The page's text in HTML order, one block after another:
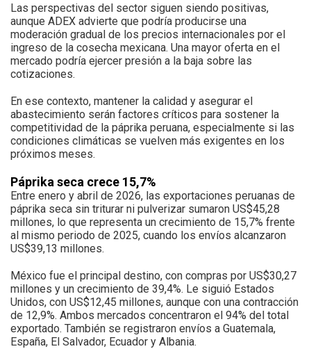
Las perspectivas del sector siguen siendo positivas,
aunque ADEX advierte que podría producirse una
moderación gradual de los precios internacionales por el
ingreso de la cosecha mexicana. Una mayor oferta en el
mercado podría ejercer presión a la baja sobre las
cotizaciones.
En ese contexto, mantener la calidad y asegurar el
abastecimiento serán factores críticos para sostener la
competitividad de la páprika peruana, especialmente si las
condiciones climáticas se vuelven más exigentes en los
próximos meses.
Páprika seca crece 15,7%
Entre enero y abril de 2026, las exportaciones peruanas de
páprika seca sin triturar ni pulverizar sumaron US$45,28
millones, lo que representa un crecimiento de 15,7% frente
al mismo periodo de 2025, cuando los envíos alcanzaron
US$39,13 millones.
México fue el principal destino, con compras por US$30,27
millones y un crecimiento de 39,4%. Le siguió Estados
Unidos, con US$12,45 millones, aunque con una contracción
de 12,9%. Ambos mercados concentraron el 94% del total
exportado. También se registraron envíos a Guatemala,
España, El Salvador, Ecuador y Albania.